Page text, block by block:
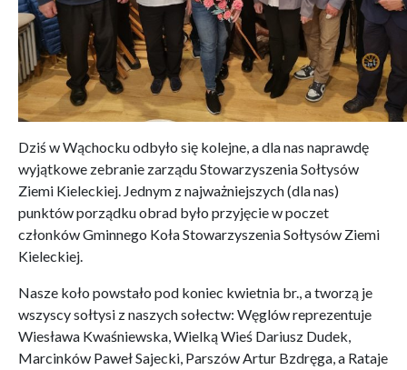
Dziś w Wąchocku odbyło się kolejne, a dla nas naprawdę
wyjątkowe zebranie zarządu Stowarzyszenia Sołtysów
Ziemi Kieleckiej. Jednym z najważniejszych (dla nas)
punktów porządku obrad było przyjęcie w poczet
członków Gminnego Koła Stowarzyszenia Sołtysów Ziemi
Kieleckiej.
Nasze koło powstało pod koniec kwietnia br., a tworzą je
wszyscy sołtysi z naszych sołectw: Węglów reprezentuje
Wiesława Kwaśniewska, Wielką Wieś Dariusz Dudek,
Marcinków Paweł Sajecki, Parszów Artur Bzdręga, a Rataje